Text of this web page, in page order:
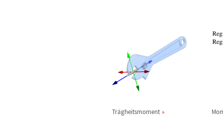
Trägheitsmoment